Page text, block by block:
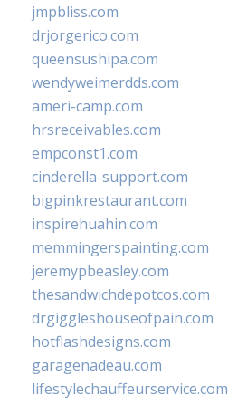
jmpbliss.com
drjorgerico.com
queensushipa.com
wendyweimerdds.com
ameri-camp.com
hrsreceivables.com
empconst1.com
cinderella-support.com
bigpinkrestaurant.com
inspirehuahin.com
memmingerspainting.com
jeremypbeasley.com
thesandwichdepotcos.com
drgiggleshouseofpain.com
hotflashdesigns.com
garagenadeau.com
lifestylechauffeurservice.com